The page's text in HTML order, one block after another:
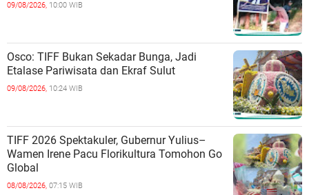
09/08/2026, 10:00 WIB
Osco: TIFF Bukan Sekadar Bunga, Jadi
Etalase Pariwisata dan Ekraf Sulut
09/08/2026, 10:24 WIB
TIFF 2026 Spektakuler, Gubernur Yulius–
Wamen Irene Pacu Florikultura Tomohon Go
Global
08/08/2026, 07:15 WIB